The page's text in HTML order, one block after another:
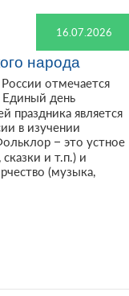
16.07.2026
народа
отмечается
Единый день
праздника является
в изучении
– это устное
и т.п.) и
(музыка,